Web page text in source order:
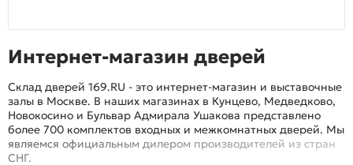
Интернет-магазин дверей
Склад дверей 169.RU - это интернет-магазин и выставочные
залы в Москве. В наших магазинах в Кунцево, Медведково,
Новокосино и Бульвар Адмирала Ушакова представлено
более 700 комплектов входных и межкомнатных дверей. Мы
являемся официальным дилером производителей из стран
СНГ.